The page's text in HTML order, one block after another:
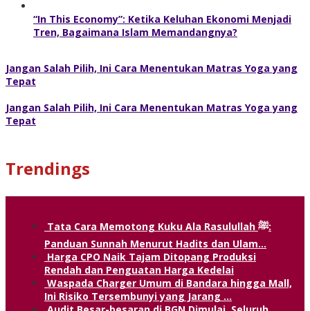
“In This Economy”: Ketika Keluhan Ekonomi Menjadi
Tren, Bagaimana Islam Memandangnya?
Jangan Salah Pilih, Ini Cara Menentukan Matras Yoga yang
Tepat
Jangan Salah Pilih, Ini Cara Menentukan Matras Yoga yang
Tepat
Trendings
Tata Cara Memotong Kuku Ala Rasulullah ﷺ:
Panduan Sunnah Menurut Hadits dan Ulam…
Harga CPO Naik Tajam Ditopang Produksi
Rendah dan Penguatan Harga Kedelai
Waspada Charger Umum di Bandara hingga Mall,
Ini Risiko Tersembunyi yang Jarang …